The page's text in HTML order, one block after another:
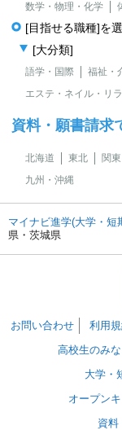
数学・物理・化学
[目指せる職種]を
[大分類]
語学・国際 福祉・
エステ・ネイル・リ
資料・願書請求
北海道 東北 関
九州・沖縄
マイナビ進学(大学・短
県・茨城県
お問い合わせ 利用
高校生のみ
大学・
オープン
資料